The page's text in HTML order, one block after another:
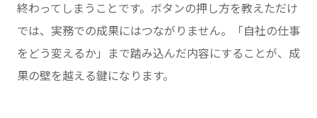
終わってしまうことです。ボタンの押し方を教えただけ
では、実務での成果にはつながりません。「自社の仕事
をどう変えるか」まで踏み込んだ内容にすることが、成
果の壁を越える鍵になります。